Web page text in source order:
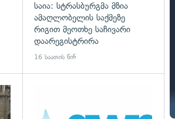
საია: სტრასბურგმა მზია
ამაღლობელის საქმეზე
რიგით მეოთხე საჩივარი
დაარეგისტრირა
16 საათის წინ